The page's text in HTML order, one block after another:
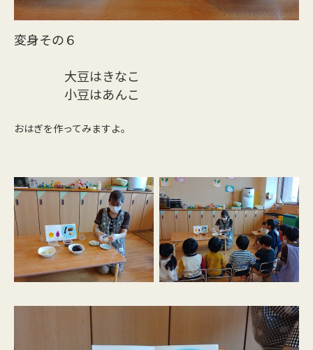
変身その６
大豆はきなこ
小豆はあんこ
おはぎを作ってみますよ。